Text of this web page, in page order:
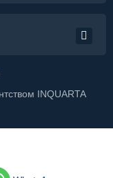
INQUARTA